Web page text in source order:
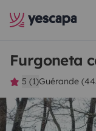
Furgoneta
5 (1)Guérande